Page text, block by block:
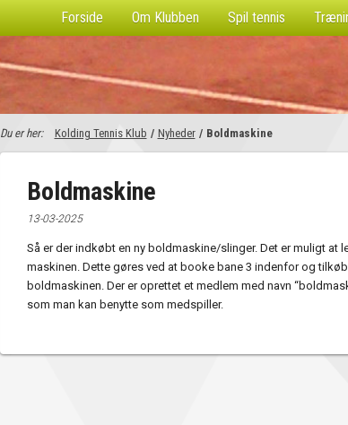
Forside Om Klubben Spil tennis
Du er her: Kolding Tennis Klub / Nyheder / Boldmaskine
Boldmaskine
13-03-2025
Så er der indkøbt en ny boldmaskine/slinger. Det er muligt at
maskinen. Dette gøres ved at booke bane 3 indenfor og
boldmaskinen. Der er oprettet et medlem med navn
som man kan benytte som medspiller.